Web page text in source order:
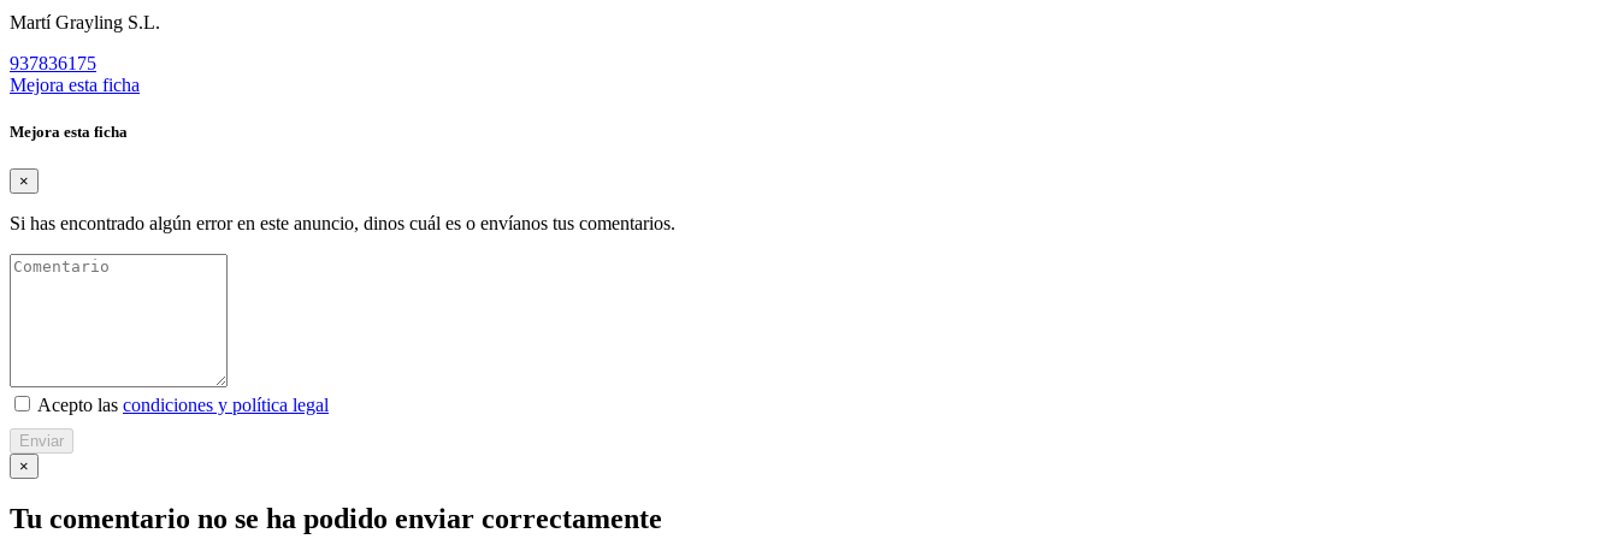
Martí Grayling S.L.
937836175
Mejora esta ficha
Mejora esta ficha
×
Si has encontrado algún error en este anuncio, dinos cuál es o envíanos tus comentarios.
Acepto las condiciones y política legal
Enviar
×
Tu comentario no se ha podido enviar correctamente